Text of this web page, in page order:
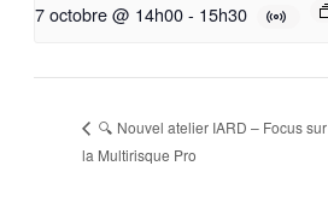
7 octobre @ 14h00- 15h30
🔍 Nouvel atelier IARD – Focus sur
la Multirisque Pro